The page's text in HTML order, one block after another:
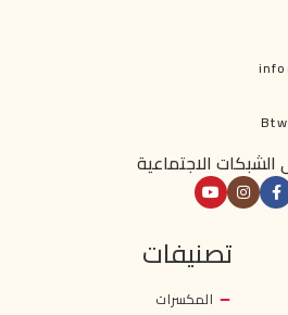
الشبكات الاجتماعية
تصنيفات
المكسرات